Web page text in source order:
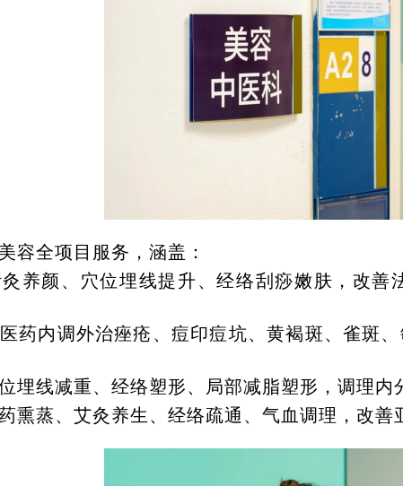
容全项目服务，涵盖：
养颜、穴位埋线提升、经络刮痧嫩肤，改
药内调外治痤疮、痘印痘坑、黄褐斑、雀斑
埋线减重、经络塑形、局部减脂塑形，调理内
熏蒸、艾灸养生、经络疏通、气血调理，改善